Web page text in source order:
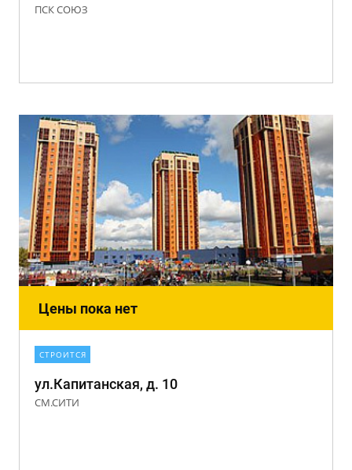
ПСК СОЮЗ
Цены пока нет
СТРОИТСЯ
ул.Капитанская, д. 10
СМ.СИТИ